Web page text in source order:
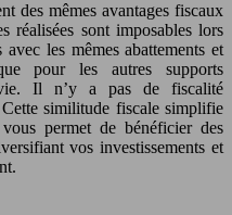
des mêmes avantages fiscaux
réalisées sont imposables lors
les mêmes abattements et
pour les autres supports
vie. Il n’y a pas de fiscalité
similitude fiscale simplifie
permet de bénéficier des
vos investissements et